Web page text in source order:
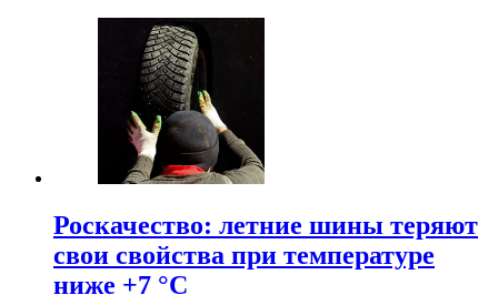
Роскачество: летние шины теряют
свои свойства при температуре
ниже +7 °C